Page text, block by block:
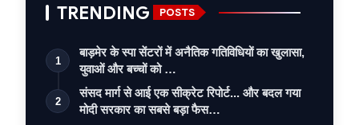
TRENDING POSTS
1
बाड़मेर के स्पा सेंटरों में अनैतिक गतिविधियों का खुलासा,
युवाओं और बच्चों को …
2
संसद मार्ग से आई एक सीक्रेट रिपोर्ट... और बदल गया
मोदी सरकार का सबसे बड़ा फैस…